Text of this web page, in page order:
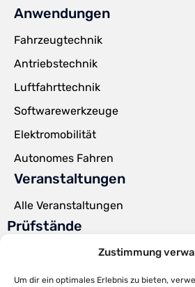
Zustimmung
Um dir ein optimales Erlebnis zu bieten,
Anwendungen
Fahrzeugtechnik
Antriebstechnik
Luftfahrttechnik
Softwarewerkzeuge
Elektromobilität
Autonomes Fahren
Veranstaltungen
Alle Veranstaltungen
Prüfstände
Powerpack Prüfstände
Steer-by-Wire Prüfstände